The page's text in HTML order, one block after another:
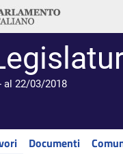
al 22/03/2018
Documenti